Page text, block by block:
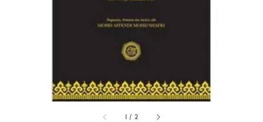
1 / 2